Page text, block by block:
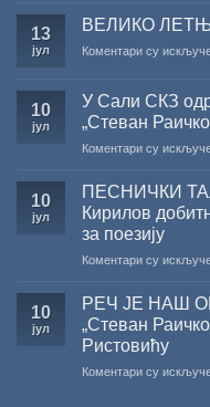
13
јул
ВЕЛИКО
Коментари су
10
јул
У Сали СКЗ
„Стеван
Коментари су
10
јул
ПЕСНИЧКИ
Кирилов
за поезију
Коментари су
10
јул
РЕЧ ЈЕ НАШ
„Стеван
Ристовићу
Коментари су